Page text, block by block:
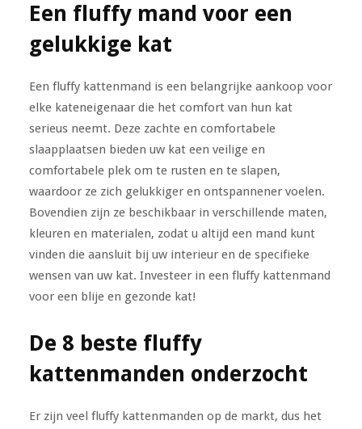
Een fluffy mand voor een
gelukkige kat
Een fluffy kattenmand is een belangrijke aankoop voor
elke kateneigenaar die het comfort van hun kat
serieus neemt. Deze zachte en comfortabele
slaapplaatsen bieden uw kat een veilige en
comfortabele plek om te rusten en te slapen,
waardoor ze zich gelukkiger en ontspannener voelen.
Bovendien zijn ze beschikbaar in verschillende maten,
kleuren en materialen, zodat u altijd een mand kunt
vinden die aansluit bij uw interieur en de specifieke
wensen van uw kat. Investeer in een fluffy kattenmand
voor een blije en gezonde kat!
De 8 beste fluffy
kattenmanden onderzocht
Er zijn veel fluffy kattenmanden op de markt, dus het